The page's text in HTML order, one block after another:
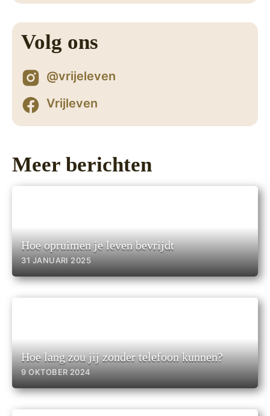
Volg ons
@vrijeleven
Vrijleven
Meer berichten
Hoe opruimen je leven bevrijdt
31 JANUARI 2025
Hoe lang zou jij zonder telefoon kunnen?
9 OKTOBER 2024